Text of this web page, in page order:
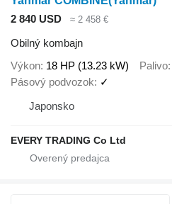
2 840 USD
≈ 2 458 €
Obilný kombajn
Výkon 18 HP (13.23 kW) Palivo
Pásový podvozok
✓
Japonsko
EVERY TRADING Co Ltd